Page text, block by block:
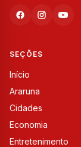
SEÇÕES
Início
Araruna
Cidades
Economia
Entretenimento